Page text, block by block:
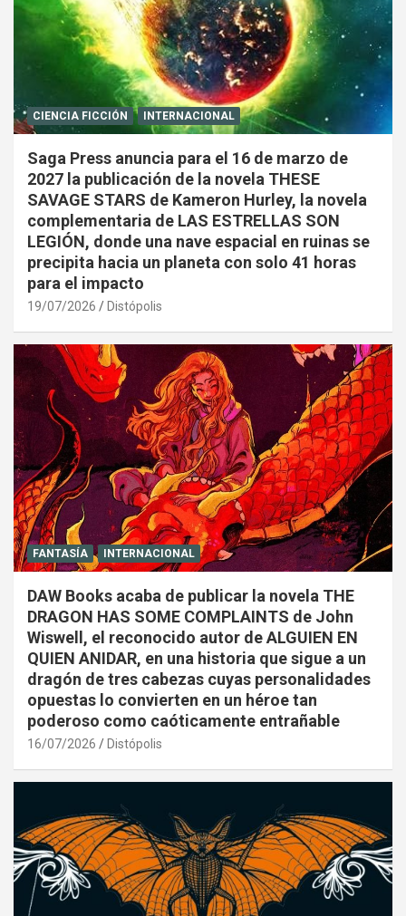
CIENCIA FICCIÓN INTERNACIONAL
Saga Press anuncia para el 16 de marzo de
2027 la publicación de la novela THESE
SAVAGE STARS de Kameron Hurley, la novela
complementaria de LAS ESTRELLAS SON
LEGIÓN, donde una nave espacial en ruinas se
precipita hacia un planeta con solo 41 horas
para el impacto
19/07/2026 Distópolis
FANTASÍA INTERNACIONAL
DAW Books acaba de publicar la novela THE
DRAGON HAS SOME COMPLAINTS de John
Wiswell, el reconocido autor de ALGUIEN EN
QUIEN ANIDAR, en una historia que sigue a un
dragón de tres cabezas cuyas personalidades
opuestas lo convierten en un héroe tan
poderoso como caóticamente entrañable
16/07/2026 Distópolis